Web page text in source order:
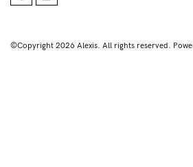
©Copyright 2026 Alexis. All rights reserved.